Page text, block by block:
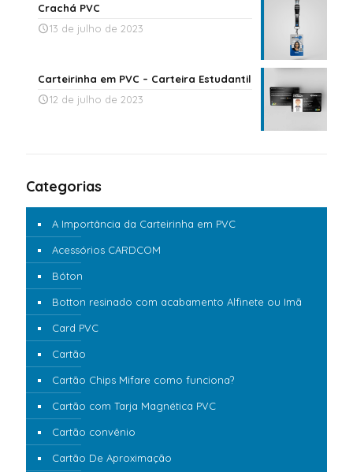
Crachá PVC
13 de julho de 2023
Carteirinha em PVC – Carteira Estudantil
12 de julho de 2023
Categorias
A Importância da Carteirinha em PVC
Acessórios CARDCOM
Bóton
Botton resinado com acabamento Alfinete ou Imã
Card PVC
Cartão
Cartão Chips Mifare como funciona?
Cartão com Tarja Magnética PVC
Cartão convênio
Cartão De Aproximação